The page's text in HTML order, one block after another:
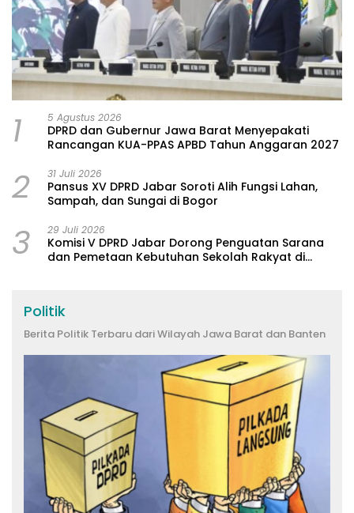
1 5 Agustus 2026
DPRD dan Gubernur Jawa Barat Menyepakati
Rancangan KUA-PPAS APBD Tahun Anggaran 2027
2 31 Juli 2026
Pansus XV DPRD Jabar Soroti Alih Fungsi Lahan,
Sampah, dan Sungai di Bogor
3 29 Juli 2026
Komisi V DPRD Jabar Dorong Penguatan Sarana
dan Pemetaan Kebutuhan Sekolah Rakyat di
Politik
Berita Politik Terbaru dari Wilayah Jawa Barat dan Banten